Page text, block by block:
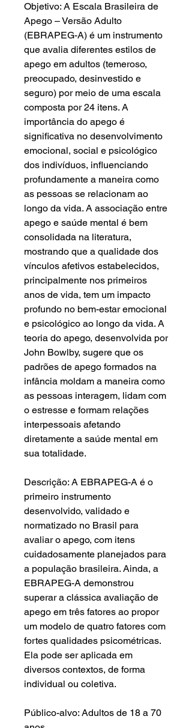
Objetivo: A Escala Brasileira de
Apego – Versão Adulto
(EBRAPEG-A) é um instrumento
que avalia diferentes estilos de
apego em adultos (temeroso,
preocupado, desinvestido e
seguro) por meio de uma escala
composta por 24 itens. A
importância do apego é
significativa no desenvolvimento
emocional, social e psicológico
dos indivíduos, influenciando
profundamente a maneira como
as pessoas se relacionam ao
longo da vida. A associação entre
apego e saúde mental é bem
consolidada na literatura,
mostrando que a qualidade dos
vínculos afetivos estabelecidos,
principalmente nos primeiros
anos de vida, tem um impacto
profundo no bem-estar emocional
e psicológico ao longo da vida. A
teoria do apego, desenvolvida por
John Bowlby, sugere que os
padrões de apego formados na
infância moldam a maneira como
as pessoas interagem, lidam com
o estresse e formam relações
interpessoais afetando
diretamente a saúde mental em
sua totalidade.
Descrição: A EBRAPEG-A é o
primeiro instrumento
desenvolvido, validado e
normatizado no Brasil para
avaliar o apego, com itens
cuidadosamente planejados para
a população brasileira. Ainda, a
EBRAPEG-A demonstrou
superar a clássica avaliação de
apego em três fatores ao propor
um modelo de quatro fatores com
fortes qualidades psicométricas.
Ela pode ser aplicada em
diversos contextos, de forma
individual ou coletiva.
Público-alvo: Adultos de 18 a 70